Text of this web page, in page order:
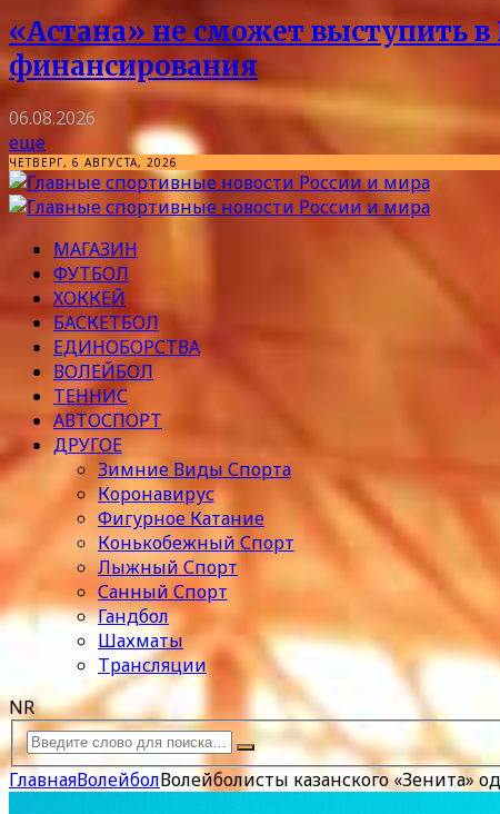
«Астана» не сможет выступить в
финансирования
06.08.2026
еще
ЧЕТВЕРГ, 6 АВГУСТА, 2026
МАГАЗИН
ФУТБОЛ
ХОККЕЙ
БАСКЕТБОЛ
ЕДИНОБОРСТВА
ВОЛЕЙБОЛ
ТЕННИС
АВТОСПОРТ
ДРУГОЕ
Зимние Виды Спорта
Коронавирус
Фигурное Катание
Конькобежный Спорт
Лыжный Спорт
Санный Спорт
Гандбол
Шахматы
Трансляции
NR
ГлавнаяВолейболВолейболисты казанского «Зенита»